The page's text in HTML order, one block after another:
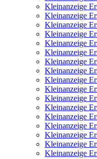
Kleinanzeige
Kleinanzeige
Kleinanzeige
Kleinanzeige
Kleinanzeige
Kleinanzeige
Kleinanzeige
Kleinanzeige
Kleinanzeige
Kleinanzeige
Kleinanzeige
Kleinanzeige
Kleinanzeige
Kleinanzeige
Kleinanzeige
Kleinanzeige
Kleinanzeige